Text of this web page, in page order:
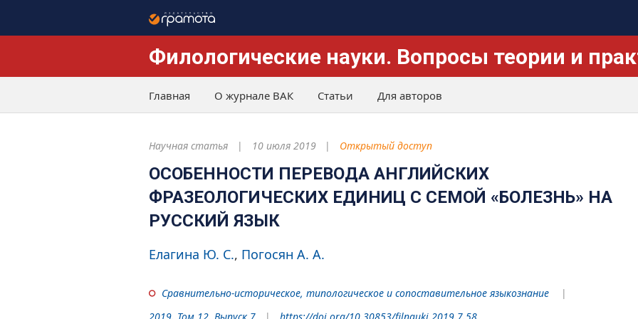
Филологические науки. Вопросы теории и
Главная О журнале ВАК Статьи Для авторов
Научная статья 10 июля 2019 Открытый доступ
ОСОБЕННОСТИ ПЕРЕВОДА АНГЛИЙСКИХ
ФРАЗЕОЛОГИЧЕСКИХ ЕДИНИЦ С СЕМОЙ «БОЛЕЗНЬ» НА
РУССКИЙ ЯЗЫК
Елагина Ю. С. Погосян А. А.
Сравнительно-историческое, типологическое и сопоставительное языкознание